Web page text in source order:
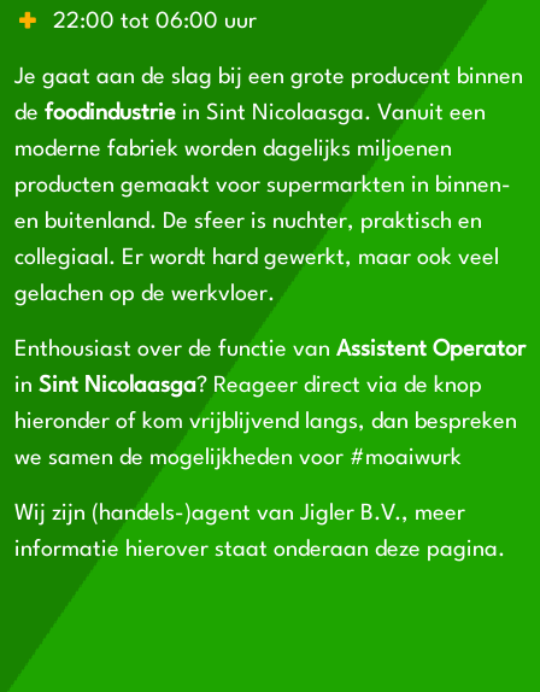
22:00 tot 06:00 uur
Je gaat aan de slag bij een grote producent binnen
de foodindustrie in Sint Nicolaasga. Vanuit een
moderne fabriek worden dagelijks miljoenen
producten gemaakt voor supermarkten in binnen-
en buitenland. De sfeer is nuchter, praktisch en
collegiaal. Er wordt hard gewerkt, maar ook veel
gelachen op de werkvloer.
Enthousiast over de functie van Assistent Operator
in Sint Nicolaasga? Reageer direct via de knop
hieronder of kom vrijblijvend langs, dan bespreken
we samen de mogelijkheden voor #moaiwurk
Wij zijn (handels-)agent van Jigler B.V., meer
informatie hierover staat onderaan deze pagina.